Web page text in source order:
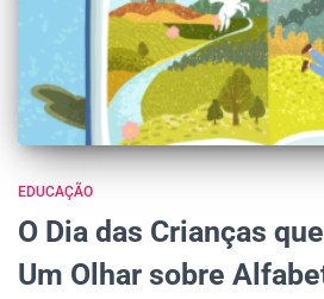
EDUCAÇÃO
O Dia das Crianças
Um Olhar sobre